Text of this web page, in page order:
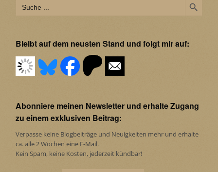
for:
Bleibt auf dem neusten Stand und folgt mir auf:
Abonniere meinen Newsletter und erhalte Zugang
zu einem exklusiven Beitrag:
Verpasse keine Blogbeiträge und Neuigkeiten mehr und erhalte
ca. alle 2 Wochen eine E-Mail.
Kein Spam, keine Kosten, jederzeit kündbar!